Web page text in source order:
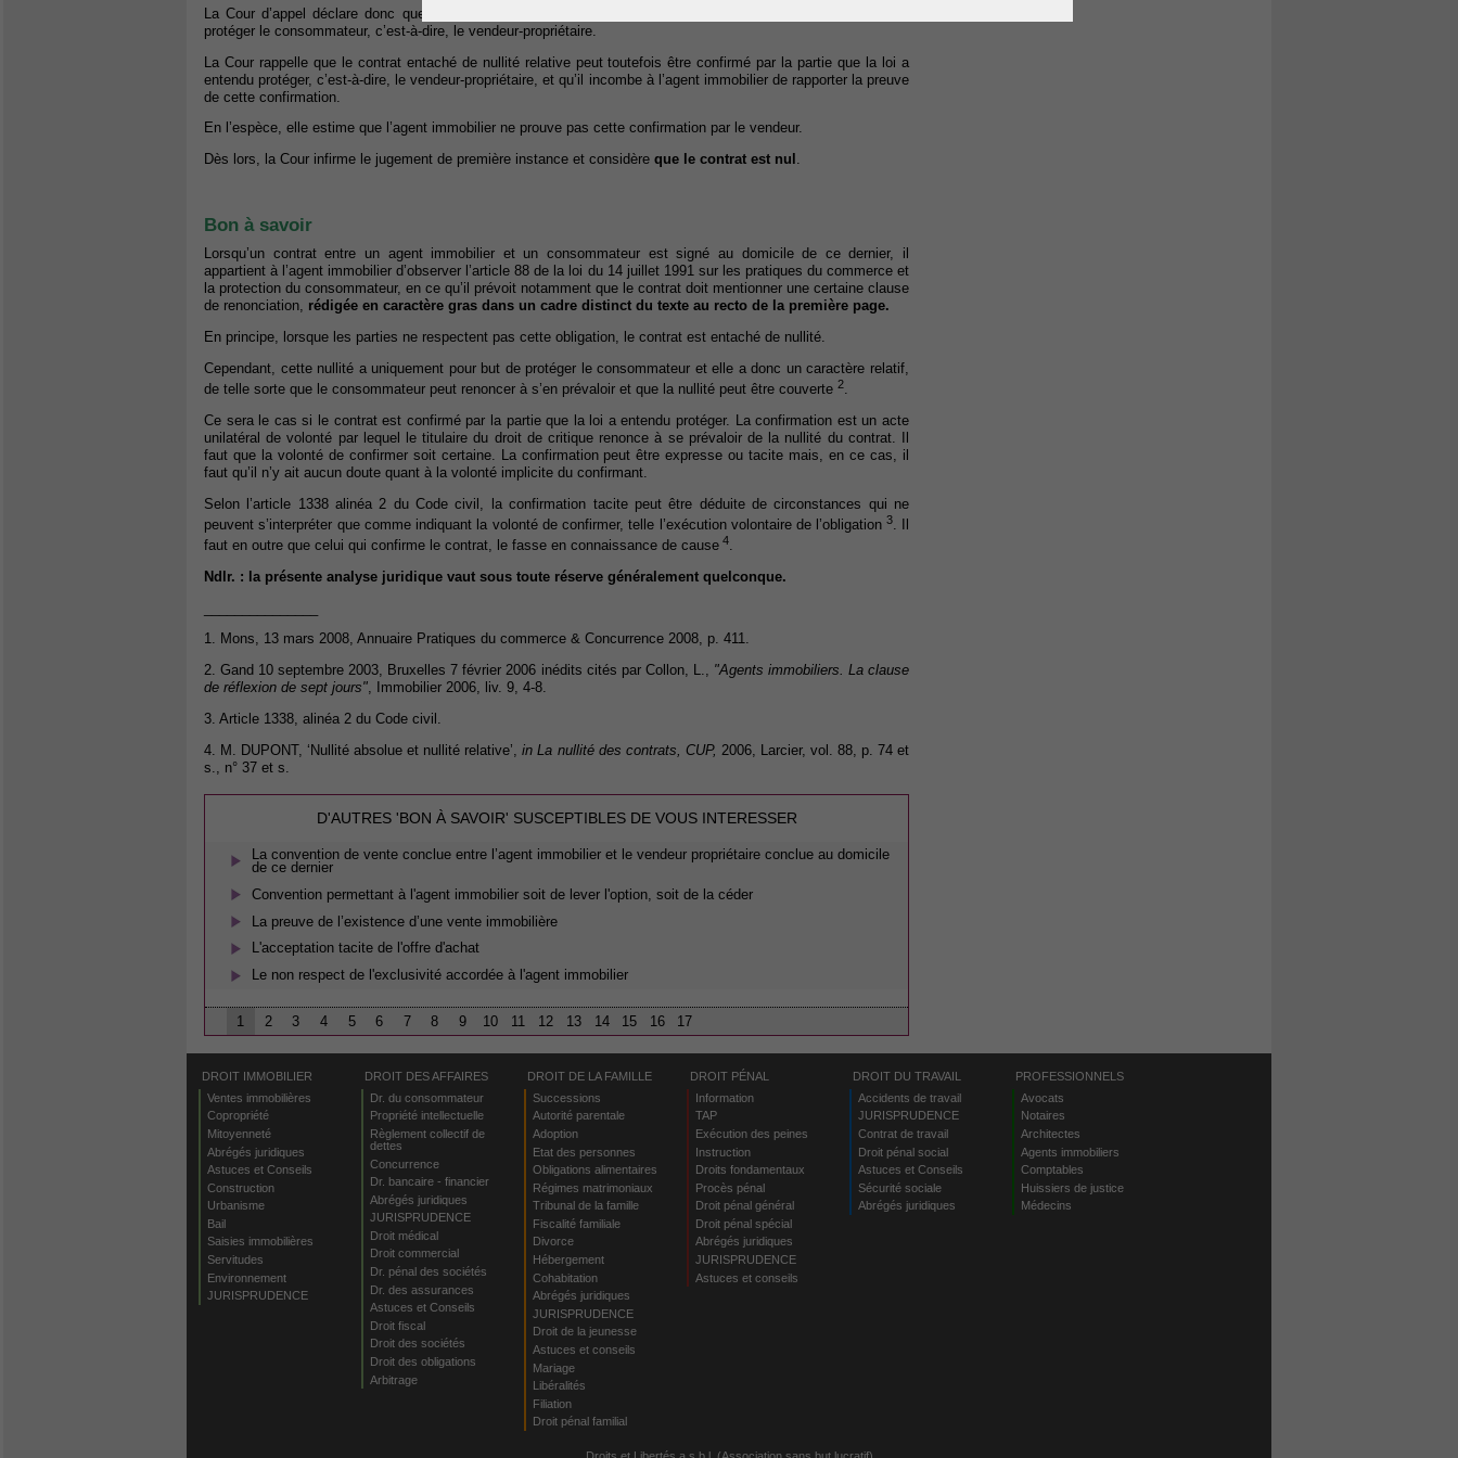
La Cour d’appel déclare donc que le contrat était entaché de nullité relative, nullité qui n’a pour but que de
protéger le consommateur, c’est-à-dire, le vendeur-propriétaire.
La Cour rappelle que le contrat entaché de nullité relative peut toutefois être confirmé par la partie que la loi a
entendu protéger, c’est-à-dire, le vendeur-propriétaire, et qu’il incombe à l’agent immobilier de rapporter la preuve
de cette confirmation.
En l’espèce, elle estime que l’agent immobilier ne prouve pas cette confirmation par le vendeur.
Dès lors, la Cour infirme le jugement de première instance et considère que le contrat est nul .
Bon à savoir
Lorsqu’un contrat entre un agent immobilier et un consommateur est signé au domicile de ce dernier, il
appartient à l’agent immobilier d’observer l’article 88 de la loi du 14 juillet 1991 sur les pratiques du commerce et
la protection du consommateur, en ce qu’il prévoit notamment que le contrat doit mentionner une certaine clause
de renonciation, rédigée en caractère gras dans un cadre distinct du texte au recto de la première page.
En principe, lorsque les parties ne respectent pas cette obligation, le contrat est entaché de nullité.
Cependant, cette nullité a uniquement pour but de protéger le consommateur et elle a donc un caractère relatif,
de telle sorte que le consommateur peut renoncer à s’en prévaloir et que la nullité peut être couverte 2
Ce sera le cas si le contrat est confirmé par la partie que la loi a entendu protéger. La confirmation est un acte
unilatéral de volonté par lequel le titulaire du droit de critique renonce à se prévaloir de la nullité du contrat. Il
faut que la volonté de confirmer soit certaine. La confirmation peut être expresse ou tacite mais, en ce cas, il
faut qu’il n’y ait aucun doute quant à la volonté implicite du confirmant.
Selon l’article 1338 alinéa 2 du Code civil, la confirmation tacite peut être déduite de circonstances qui ne
peuvent s’interpréter que comme indiquant la volonté de confirmer, telle l’exécution volontaire de l’obligation 3. Il
faut en outre que celui qui confirme le contrat, le fasse en connaissance de cause 4.
Ndlr. : la présente analyse juridique vaut sous toute réserve généralement quelconque.
1. Mons, 13 mars 2008, Annuaire Pratiques du commerce & Concurrence 2008, p. 411.
2. Gand 10 septembre 2003, Bruxelles 7 février 2006 inédits cités par Collon, L., "Agents immobiliers. La clause
de réflexion de sept jours", Immobilier 2006, liv. 9, 4-8.
3. Article 1338, alinéa 2 du Code civil.
4. M. DUPONT, ‘Nullité absolue et nullité relative’,in La nullité des contrats, CUP, 2006, Larcier, vol. 88, p. 74 et
s., n° 37 et s.
D'AUTRES 'BON À SAVOIR' SUSCEPTIBLES DE VOUS INTERESSER
La convention de vente conclue entre l’agent immobilier et le vendeur propriétaire conclue au domicile
de ce dernier
Convention permettant à l'agent immobilier soit de lever l'option, soit de la céder
La preuve de l’existence d’une vente immobilière
L'acceptation tacite de l'offre d'achat
Le non respect de l'exclusivité accordée à l'agent immobilier
1 2 3 4 5 6 7 8 9 10 11 12 13 14 15 16 17
DROIT IMMOBILIER
Ventes immobilières
Copropriété
Mitoyenneté
Abrégés juridiques
Astuces et Conseils
Construction
Urbanisme
Bail
Saisies immobilières
Servitudes
Environnement
JURISPRUDENCE
DROIT DES AFFAIRES
Dr. du consommateur
Propriété intellectuelle
Règlement collectif de
dettes
Concurrence
Dr. bancaire - financier
Abrégés juridiques
JURISPRUDENCE
Droit médical
Droit commercial
Dr. pénal des sociétés
Dr. des assurances
Astuces et Conseils
Droit fiscal
Droit des sociétés
Droit des obligations
Arbitrage
DROIT DE LA FAMILLE
Successions
Autorité parentale
Adoption
Etat des personnes
Obligations alimentaires
Régimes matrimoniaux
Tribunal de la famille
Fiscalité familiale
Divorce
Hébergement
Cohabitation
Abrégés juridiques
JURISPRUDENCE
Droit de la jeunesse
Astuces et conseils
Mariage
Libéralités
Filiation
Droit pénal familial
DROIT PÉNAL
Information
TAP
Exécution des peines
Instruction
Droits fondamentaux
Procès pénal
Droit pénal général
Droit pénal spécial
Abrégés juridiques
JURISPRUDENCE
Astuces et conseils
DROIT DU TRAVAIL
Accidents de travail
JURISPRUDENCE
Contrat de travail
Droit pénal social
Astuces et Conseils
Sécurité sociale
Abrégés juridiques
PROFESSIONNELS
Avocats
Notaires
Architectes
Agents immobiliers
Comptables
Huissiers de justice
Médecins